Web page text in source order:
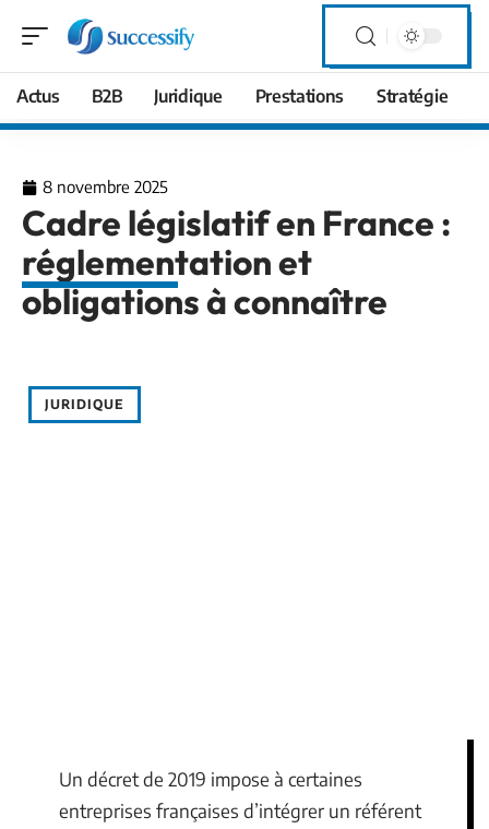
Actus B2B Juridique Prestations Stratégie
8 novembre 2025
Cadre législatif en France :
réglementation et
obligations à connaître
JURIDIQUE
Un décret de 2019 impose à certaines
entreprises françaises d’intégrer un référent